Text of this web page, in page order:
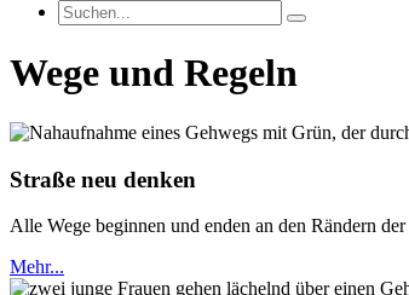
Wege und Regeln
Straße neu denken
Alle Wege beginnen und enden an den Rändern
Mehr...